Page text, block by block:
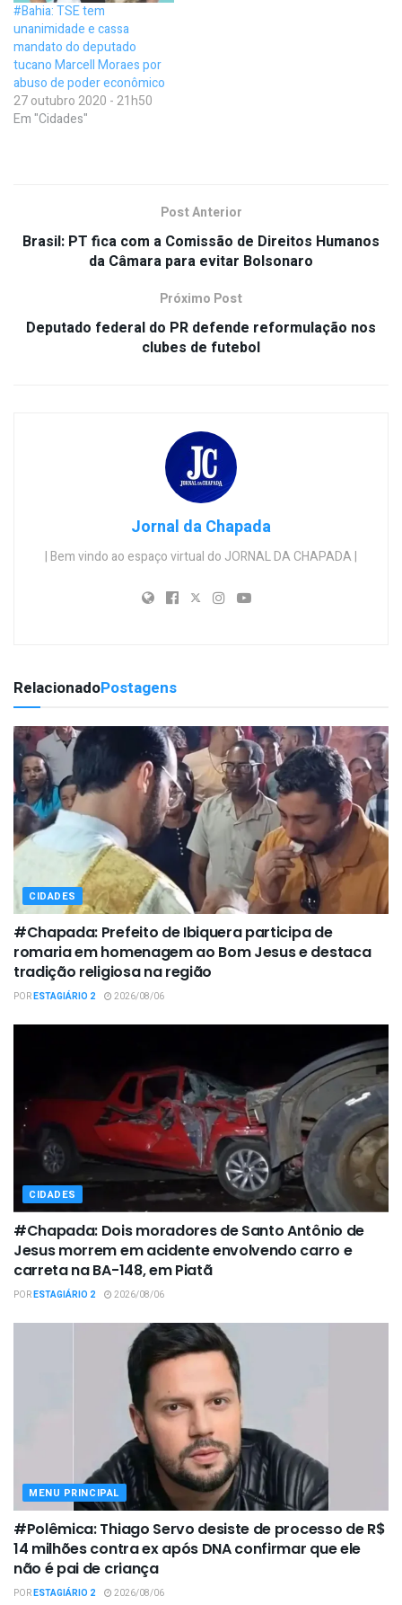
#Bahia: TSE tem
unanimidade e cassa
mandato do deputado
tucano Marcell Moraes por
abuso de poder econômico
27 outubro 2020 - 21h50
Em "Cidades"
Post Anterior
Brasil: PT fica com a Comissão de Direitos Humanos
da Câmara para evitar Bolsonaro
Próximo Post
Deputado federal do PR defende reformulação nos
clubes de futebol
Jornal da Chapada
| Bem vindo ao espaço virtual do JORNAL DA CHAPADA |
RelacionadoPostagens
CIDADES
#Chapada: Prefeito de Ibiquera participa de
romaria em homenagem ao Bom Jesus e destaca
tradição religiosa na região
PORESTAGIÁRIO 2 2026/08/06
CIDADES
#Chapada: Dois moradores de Santo Antônio de
Jesus morrem em acidente envolvendo carro e
carreta na BA-148, em Piatã
PORESTAGIÁRIO 2 2026/08/06
MENU PRINCIPAL
#Polêmica: Thiago Servo desiste de processo de R$
14 milhões contra ex após DNA confirmar que ele
não é pai de criança
PORESTAGIÁRIO 2 2026/08/06